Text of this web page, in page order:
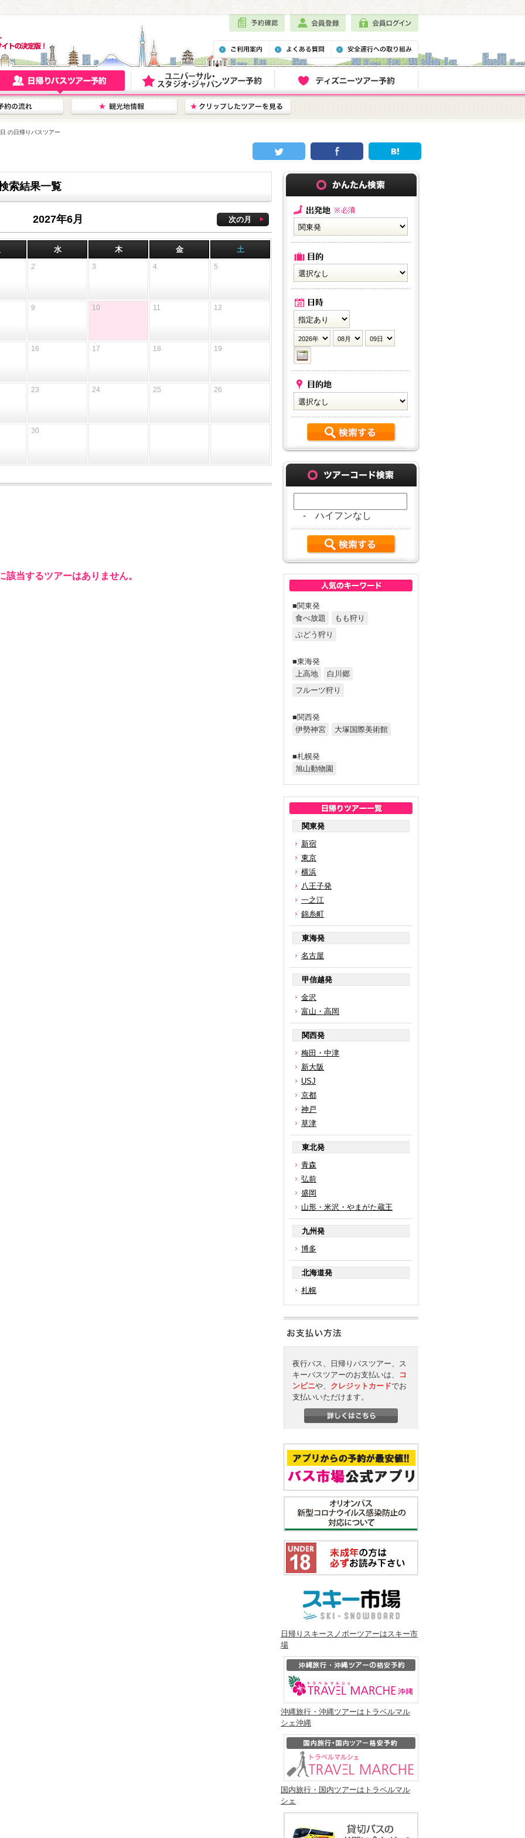
の日帰りバスツアー
- ハイフンなし
■関東発
食べ放題
もも狩り
ぶどう狩り
■東海発
上高地
白川郷
フルーツ狩り
■関西発
伊勢神宮
大塚国際美術館
■札幌発
旭山動物園
関東発
新宿
東京
横浜
八王子発
一之江
錦糸町
東海発
名古屋
甲信越発
金沢
富山・高岡
関西発
梅田・中津
新大阪
USJ
京都
神戸
草津
東北発
青森
弘前
盛岡
山形・米沢・やまがた蔵王
九州発
博多
北海道発
札幌
夜行バス、日帰りバスツアー、ス
キーバスツアーのお支払いは、
コ
ンビニや、 クレジットカードでお
支払いいただけます。
日帰りスキースノボーツアーはスキー市
場
沖縄旅行・沖縄ツアーはトラベルマル
シェ沖縄
国内旅行・国内ツアーはトラベルマル
シェ
索結果一覧
次の月
2027年6月
水 木 金 土
2 3 4 5
9 10 11 12
16 17 18 19
23 24 25 26
30
該当するツアーはありません。